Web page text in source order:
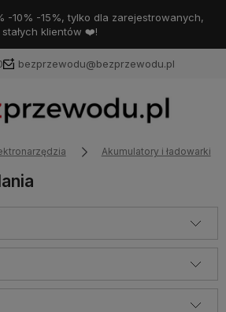
-10% -15%, tylko dla zarejestrowanych,
stałych klientów ❤️!
bezprzewodu@bezprzewodu.pl
Akumulatory i ładowarki